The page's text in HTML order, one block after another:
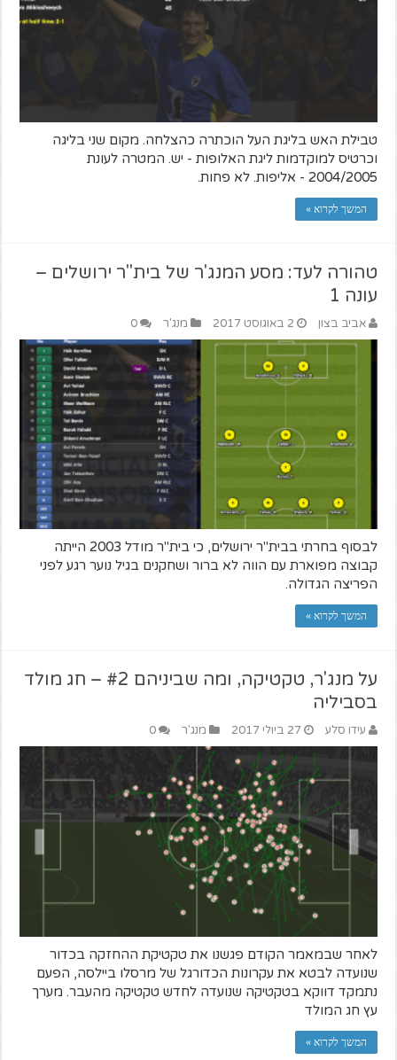
טבילת האש בליגת העל הוכתרה כהצלחה. מקום שני בליגה
וכרטיס למוקדמות ליגת האלופות - יש. המטרה לעונת
2004/2005 - אליפות. לא פחות.
המשך לקרוא »
טהורה לעד: מסע המנג'ר של בית"ר ירושלים –
עונה 1
אביב בצון 2 באוגוסט 2017 מנג'ר 0
לבסוף בחרתי בבית"ר ירושלים, כי בית"ר מודל 2003 הייתה
קבוצה מפוארת עם הווה לא ברור ושחקנים בגיל נוער רגע לפני
הפריצה הגדולה.
המשך לקרוא »
על מנג'ר, טקטיקה, ומה שביניהם #2 – חג מולד
בסביליה
עידו סלע 27 ביולי 2017 מנג'ר 0
לאחר שבמאמר הקודם פגשנו את טקטיקת ההחזקה בכדור
שנועדה לבטא את עקרונות הכדורגל של מרסלו ביילסה, הפעם
נתמקד דווקא בטקטיקה שנועדה לחדש טקטיקה מהעבר. מערך
עץ חג המולד
המשך לקרוא »